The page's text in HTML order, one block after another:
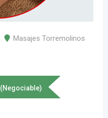
Masajes Torremolinos
(Negociable)